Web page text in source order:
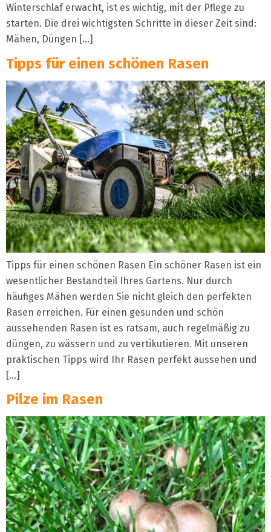
Winterschlaf erwacht, ist es wichtig, mit der Pflege zu
starten. Die drei wichtigsten Schritte in dieser Zeit sind:
Mähen, Düngen […]
Tipps für einen schönen Rasen
Tipps für einen schönen Rasen Ein schöner Rasen ist ein
wesentlicher Bestandteil Ihres Gartens. Nur durch
häufiges Mähen werden Sie nicht gleich den perfekten
Rasen erreichen. Für einen gesunden und schön
aussehenden Rasen ist es ratsam, auch regelmäßig zu
düngen, zu wässern und zu vertikutieren. Mit unseren
praktischen Tipps wird Ihr Rasen perfekt aussehen und
[…]
Pilze im Rasen